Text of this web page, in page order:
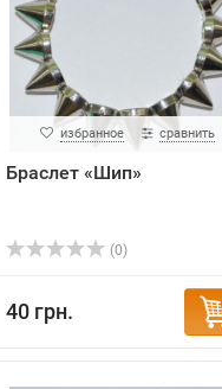
избранное сравнить
Браслет «Шип»
(0)
40 грн.